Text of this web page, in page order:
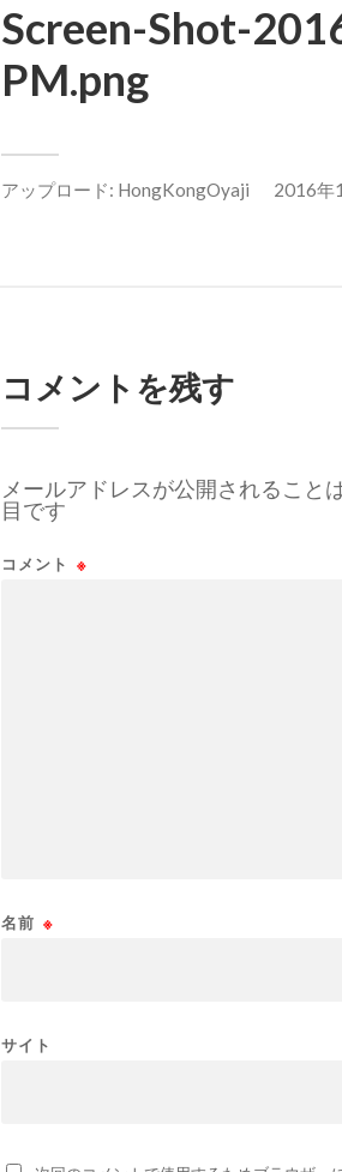
Screen-Shot-
PM.png
アップロード: HongKongOyaji 2016年
コメントを残す
メールアドレスが公開されること
目です
コメント ※
名前 ※
サイト